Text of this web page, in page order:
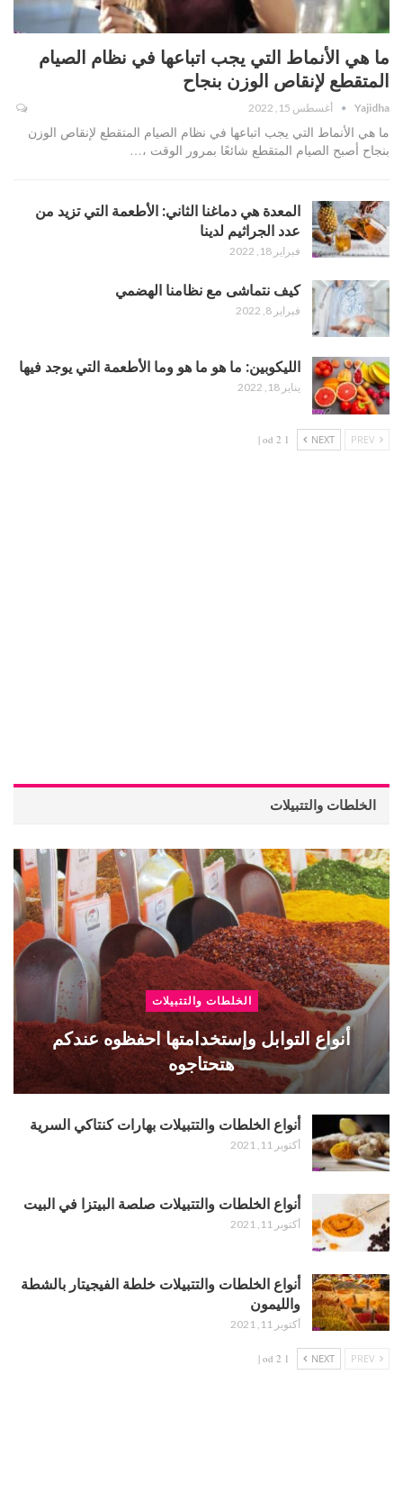
ما هي الأنماط التي يجب اتباعها في نظام الصيام
المتقطع لإنقاص الوزن بنجاح
Yajidha أغسطس 15, 2022
ما هي الأنماط التي يجب اتباعها في نظام الصيام المتقطع لإنقاص الوزن
بنجاح أصبح الصيام المتقطع شائعًا بمرور الوقت ،…
المعدة هي دماغنا الثاني: الأطعمة التي تزيد من
عدد الجراثيم لدينا
فبراير 18, 2022
كيف نتماشى مع نظامنا الهضمي
فبراير 8, 2022
الليكوبين: ما هو ما هو وما الأطعمة التي يوجد فيها
يناير 18, 2022
NEXT
1 od 2 |
الخلطات والتتبيلات
الخلطات والتتبيلات
أنواع التوابل وإستخدامتها احفظوه عندكم
هتحتاجوه
أنواع الخلطات والتتبيلات بهارات كنتاكي السرية
أكتوبر 11, 2021
أنواع الخلطات والتتبيلات صلصة البيتزا في البيت
أكتوبر 11, 2021
أنواع الخلطات والتتبيلات خلطة الفيجيتار بالشطة
والليمون
أكتوبر 11, 2021
NEXT
1 od 2 |